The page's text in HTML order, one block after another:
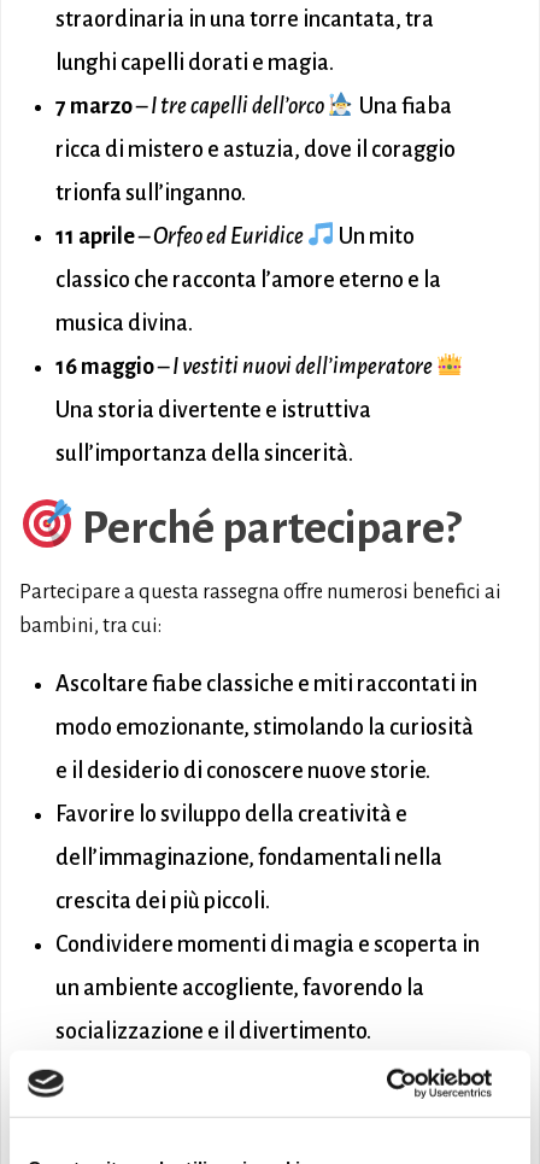
straordinaria in una torre incantata, tra
lunghi capelli dorati e magia.
7 marzo–I tre capelli dell’orco
Una fiaba
ricca di mistero e astuzia, dove il coraggio
trionfa sull’inganno.
11 aprile–Orfeo ed Euridice
Un mito
classico che racconta l’amore eterno e la
musica divina.
16 maggio–I vestiti nuovi dell’imperatore
Una storia divertente e istruttiva
sull’importanza della sincerità.
Perché partecipare?
Partecipare a questa rassegna offre numerosi benefici ai
bambini, tra cui:
Ascoltare fiabe classiche e miti raccontati in
modo emozionante, stimolando la curiosità
e il desiderio di conoscere nuove storie.
Favorire lo sviluppo della creatività e
dell’immaginazione, fondamentali nella
crescita dei più piccoli.
Condividere momenti di magia e scoperta in
un ambiente accogliente, favorendo la
socializzazione e il divertimento.
Vivere insieme la magia della lettura e
lasciarsi trasportare dalle emozioni dei